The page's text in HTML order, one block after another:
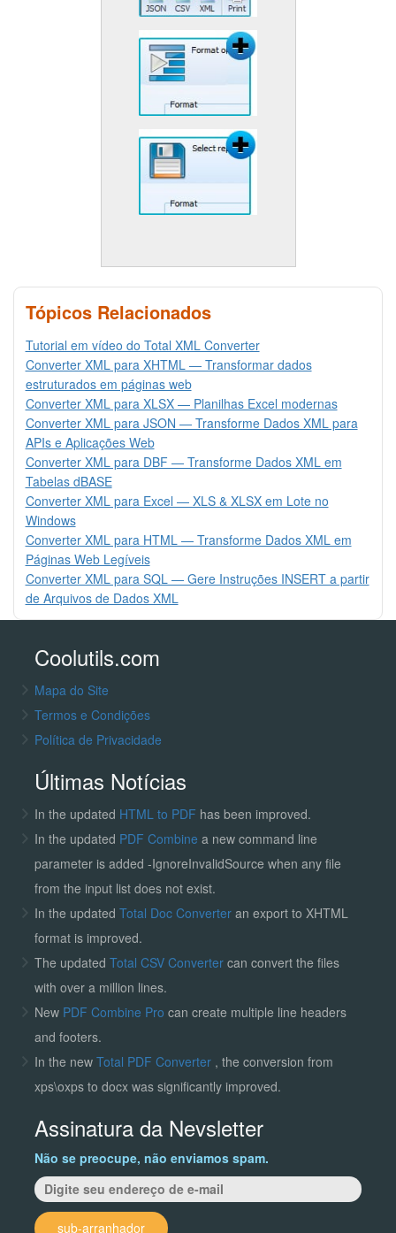
Tópicos Relacionados
Tutorial em vídeo do Total XML Converter
Converter XML para XHTML — Transformar dados
estruturados em páginas web
Converter XML para XLSX — Planilhas Excel modernas
Converter XML para JSON — Transforme Dados XML para
APIs e Aplicações Web
Converter XML para DBF — Transforme Dados XML em
Tabelas dBASE
Converter XML para Excel — XLS & XLSX em Lote no
Windows
Converter XML para HTML — Transforme Dados XML em
Páginas Web Legíveis
Converter XML para SQL — Gere Instruções INSERT a partir
de Arquivos de Dados XML
Coolutils.com
Mapa do Site
Termos e Condições
Política de Privacidade
Últimas Notícias
In the updated HTML to PDF has been improved.
In the updated PDF Combine a new command line
parameter is added -IgnoreInvalidSource when any file
from the input list does not exist.
In the updated Total Doc Converter an export to XHTML
format is improved.
The updated Total CSV Convertercan convert the files
with over a million lines.
New PDF Combine Pro can create multiple line headers
and footers.
In the new Total PDF Converter , the conversion from
xps\oxps to docx was significantly improved.
Assinatura da Nevsletter
Não se preocupe, não enviamos spam.
sub-arranhador